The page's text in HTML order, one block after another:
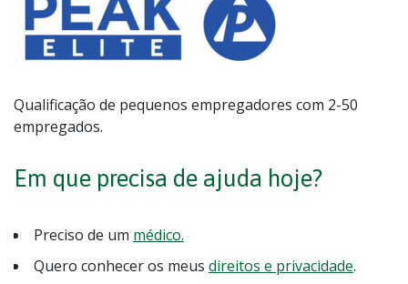
Qualificação de pequenos empregadores com 2-50
empregados.
Em que precisa de ajuda hoje?
Preciso de um médico.
Quero conhecer os meus direitos e privacidade.